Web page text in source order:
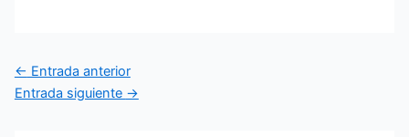
← Entrada anterior
Entrada siguiente →